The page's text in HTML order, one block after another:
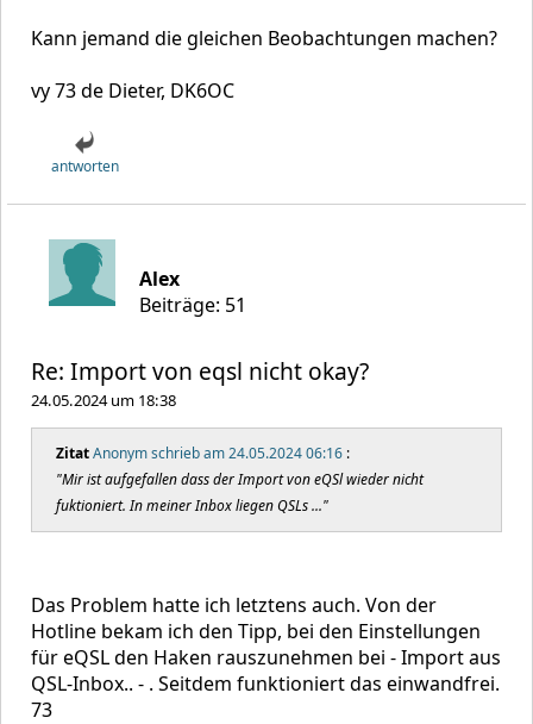
Kann jemand die gleichen Beobachtungen machen?
vy 73 de Dieter, DK6OC
antworten
Alex
Beiträge: 51
Re: Import von eqsl nicht okay?
24.05.2024 um 18:38
ZitatAnonym schrieb am 24.05.2024 06:16 :
"Mir ist aufgefallen dass der Import von eQSl wieder nicht
fuktioniert. In meiner Inbox liegen QSLs ..."
Das Problem hatte ich letztens auch. Von der
Hotline bekam ich den Tipp, bei den Einstellungen
für eQSL den Haken rauszunehmen bei - Import aus
QSL-Inbox.. - . Seitdem funktioniert das einwandfrei.
73